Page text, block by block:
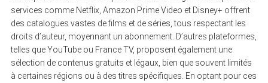
services comme Netflix, Amazon Prime Video et Disney+ offrent
des catalogues vastes de films et de séries, tous respectant les
droits d’auteur, moyennant un abonnement. D’autres plateformes,
telles que YouTube ou France TV, proposent également une
sélection de contenus gratuits et légaux, bien que souvent limités
à certaines régions ou à des titres spécifiques. En optant pour ces